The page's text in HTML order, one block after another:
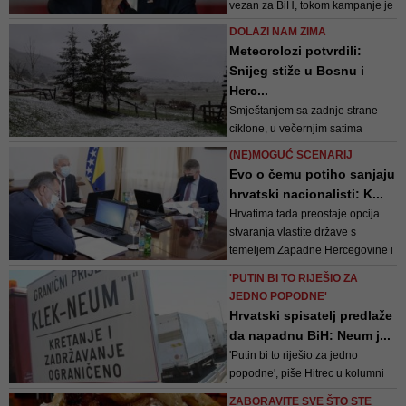
da se jače nametnemo na svje...
vezan za BiH, tokom kampanje je
koje će taj plan direktno provoditi
DOLAZI NAM ZIMA
Meteorolozi potvrdili:
Snijeg stiže u Bosnu i
Herc...
Smještanjem sa zadnje strane
ciklone, u večernjim satima
očekuje se pad temperature zraka
(NE)MOGUĆ SCENARIJ
Evo o čemu potiho sanjaju
hrvatski nacionalisti: K...
Hrvatima tada preostaje opcija
stvaranja vlastite države s
temeljem Zapadne Hercegovine i
dijelova Hercegovačko-
Tomislavgrad...) županije
'PUTIN BI TO RIJEŠIO ZA
JEDNO POPODNE'
Hrvatski spisatelj predlaže
da napadnu BiH: Neum j...
'Putin bi to riješio za jedno
popodne', piše Hitrec u kolumni
na desničarskom portalu
ZABORAVITE SVE ŠTO STE